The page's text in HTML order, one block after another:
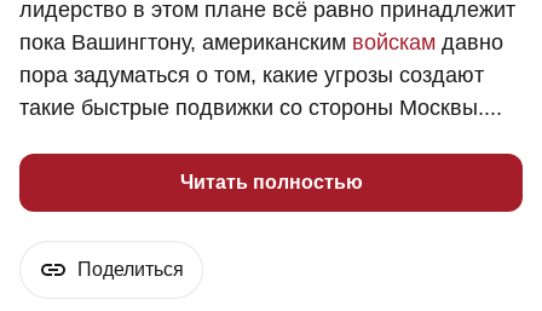
лидерство в этом плане всё равно принадлежит
пока Вашингтону, американским войскам давно
пора задуматься о том, какие угрозы создают
такие быстрые подвижки со стороны Москвы....
Читать полностью
Поделиться